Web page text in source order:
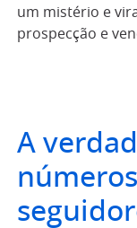
um mistério e
prospecção e
A